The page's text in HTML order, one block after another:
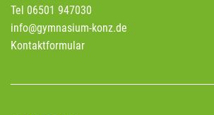
Tel 06501 947030
info@gymnasium-konz.de
Kontaktformular